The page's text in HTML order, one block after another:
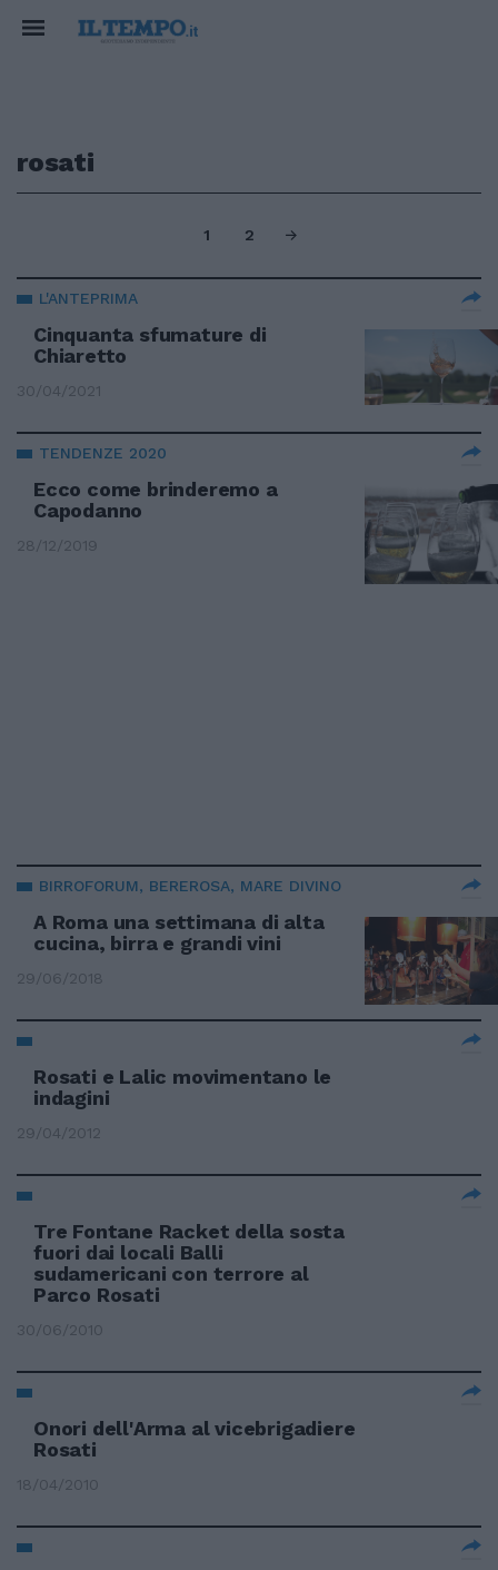
rosati
1 2
L'ANTEPRIMA
Cinquanta sfumature di
Chiaretto
30/04/2021
TENDENZE 2020
Ecco come brinderemo a
Capodanno
28/12/2019
BIRROFORUM, BEREROSA, MARE DIVINO
A Roma una settimana di alta
cucina, birra e grandi vini
29/06/2018
Rosati e Lalic movimentano le
indagini
29/04/2012
Tre Fontane Racket della sosta
fuori dai locali Balli
sudamericani con terrore al
Parco Rosati
30/06/2010
Onori dell'Arma al vicebrigadiere
Rosati
18/04/2010